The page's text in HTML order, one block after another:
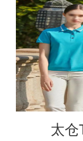
太仓